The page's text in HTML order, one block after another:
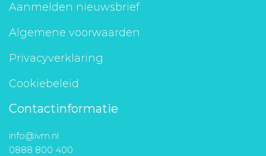
Aanmelden nieuwsbrief
Algemene voorwaarden
Privacyverklaring
Cookiebeleid
Contactinformatie
info@ivm.nl
0888 800 400